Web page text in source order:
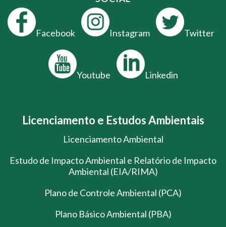
Facebook Instagram Twitter
Youtube Linkedin
Licenciamento e Estudos Ambientais
Licenciamento Ambiental
Estudo de Impacto Ambiental e Relatório de Impacto
Ambiental (EIA/RIMA)
Plano de Controle Ambiental (PCA)
Plano Básico Ambiental (PBA)